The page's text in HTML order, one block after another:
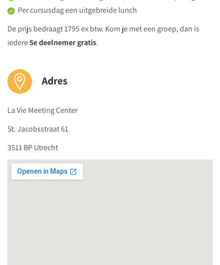
Per cursusdag een uitgebreide lunch
De prijs bedraagt 1795 ex btw. Kom je met een groep, dan is
iedere5e deelnemer gratis.
Adres
La Vie Meeting Center
St. Jacobsstraat 61
3511 BP Utrecht